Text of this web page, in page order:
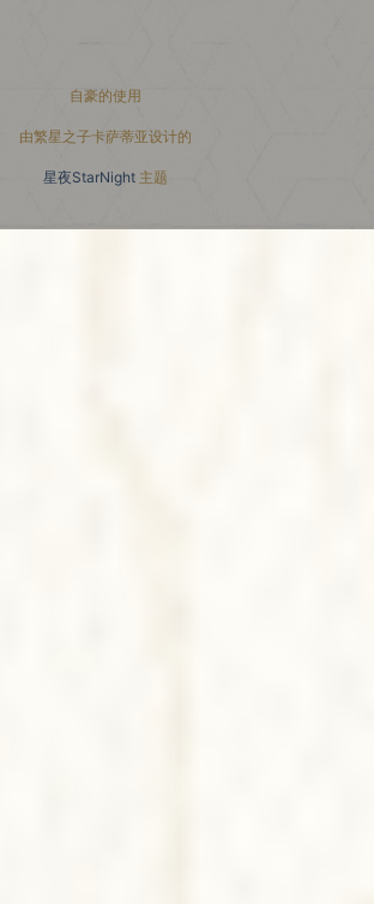
自豪的使用
由繁星之子卡萨蒂亚设计的
星夜StarNight 主题